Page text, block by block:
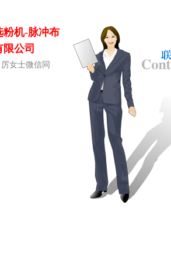
粉机-脉冲布
公司
女士微信同